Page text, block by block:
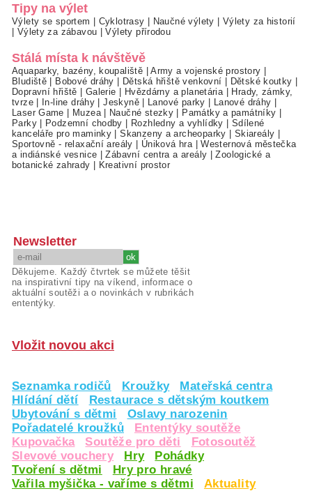
Tipy na výlet
Výlety se sportem | Cyklotrasy | Naučné výlety | Výlety za historií
| Výlety za zábavou |Výlety přírodou
Stálá místa k návštěvě
Aquaparky, bazény, koupaliště |Army a vojenské prostory |
Bludiště | Bobové dráhy | Dětská hřiště venkovní | Dětské koutky |
Dopravní hřiště | Galerie | Hvězdárny a planetária | Hrady, zámky,
tvrze| In-line dráhy |Jeskyně| Lanové parky | Lanové dráhy |
Laser Game | Muzea| Naučné stezky | Památky a památníky |
Parky| Podzemní chodby | Rozhledny a vyhlídky | Sdílené
kanceláře pro maminky |Skanzeny a archeoparky | Skiareály |
Sportovně - relaxační areály | Úniková hra |Westernová městečka
a indiánské vesnice |Zábavní centra a areály |Zoologické a
botanické zahrady | Kreativní prostor
Newsletter
Děkujeme. Každý čtvrtek se můžete těšit
na inspirativní tipy na víkend, informace o
aktuální soutěži a o novinkách v rubrikách
ententýky.
Vložit novou akci
Seznamka rodičů Kroužky
Mateřská centra
Hlídání dětí
Restaurace s dětským koutkem
Ubytování s dětmi
Oslavy narozenin
Pořadatelé kroužků
Ententýky soutěže
Kupovačka
Soutěže pro děti
Fotosoutěž
Slevové vouchery
Hry
Pohádky
Tvoření s dětmi
Hry pro hravé
Vařila myšička - vaříme s dětmi
Aktuality